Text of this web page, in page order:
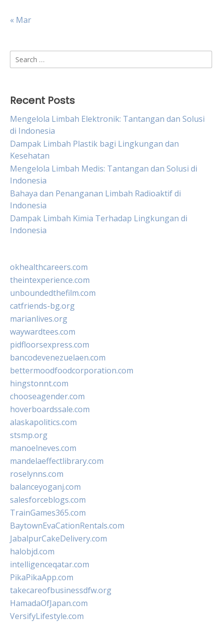
« Mar
Search
for:
Recent Posts
Mengelola Limbah Elektronik: Tantangan dan Solusi
di Indonesia
Dampak Limbah Plastik bagi Lingkungan dan
Kesehatan
Mengelola Limbah Medis: Tantangan dan Solusi di
Indonesia
Bahaya dan Penanganan Limbah Radioaktif di
Indonesia
Dampak Limbah Kimia Terhadap Lingkungan di
Indonesia
okhealthcareers.com
theintexperience.com
unboundedthefilm.com
catfriends-bg.org
marianlives.org
waywardtees.com
pidfloorsexpress.com
bancodevenezuelaen.com
bettermoodfoodcorporation.com
hingstonnt.com
chooseagender.com
hoverboardssale.com
alaskapolitics.com
stsmp.org
manoelneves.com
mandelaeffectlibrary.com
roselynns.com
balanceyoganj.com
salesforceblogs.com
TrainGames365.com
BaytownEvaCationRentals.com
JabalpurCakeDelivery.com
halobjd.com
intelligenceqatar.com
PikaPikaApp.com
takecareofbusinessdfw.org
HamadaOfJapan.com
VersifyLifestyle.com